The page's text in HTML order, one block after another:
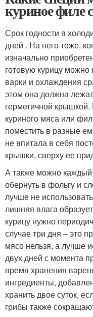
куриное филе
Срок годности в
дней . На него тоже,
изначально
готовую курицу можно
варки и охлаждения
этом она должна
герметичной крышкой.
куриного мяса или
поместить в разные
не впитала в себя
крышки, сверху ее
А также можно каждый
обернуть в фольгу и
лучше не
лишняя влага
курицу нужно
случае три дня – это
мясо нельзя, а лучше
двух дней с момента
время хранения
ингредиенты,
хранить двое суток,
грибы также